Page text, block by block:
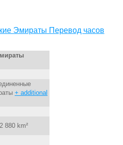
Эмираты Перевод часов
+ additional
880 km²